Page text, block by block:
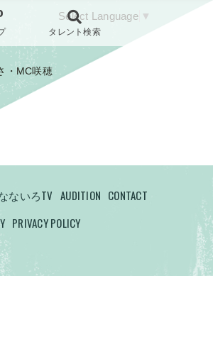
Select Language ▼
タレント検索
・MC咲穂
ないろTV AUDITION CONTACT
PRIVACY POLICY